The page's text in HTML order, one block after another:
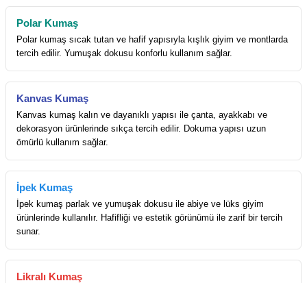
Polar Kumaş
Polar kumaş sıcak tutan ve hafif yapısıyla kışlık giyim ve montlarda
tercih edilir. Yumuşak dokusu konforlu kullanım sağlar.
Kanvas Kumaş
Kanvas kumaş kalın ve dayanıklı yapısı ile çanta, ayakkabı ve
dekorasyon ürünlerinde sıkça tercih edilir. Dokuma yapısı uzun
ömürlü kullanım sağlar.
İpek Kumaş
İpek kumaş parlak ve yumuşak dokusu ile abiye ve lüks giyim
ürünlerinde kullanılır. Hafifliği ve estetik görünümü ile zarif bir tercih
sunar.
Likralı Kumaş